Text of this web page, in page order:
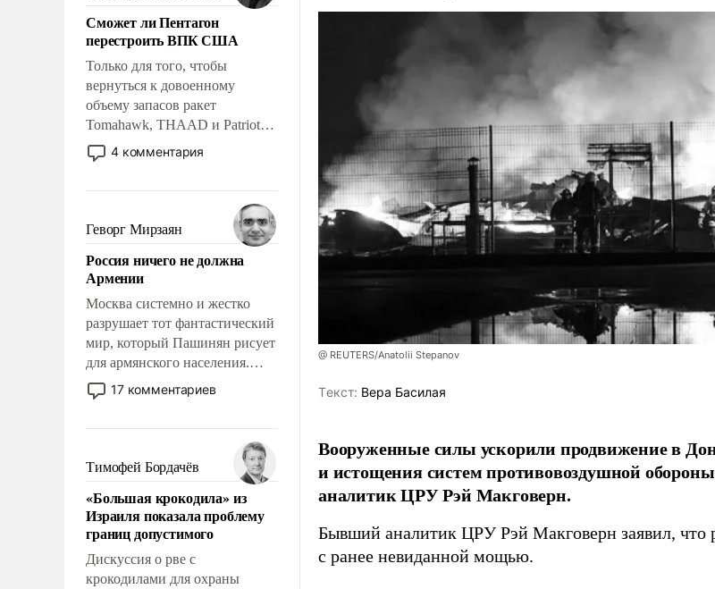
Сможет ли Пентагон
перестроить ВПК США
Только для того, чтобы
вернуться к довоенному
объему запасов ракет
Tomahawk, THAAD и Patriot
США потребуется более трех
лет. Даже небольшая война с
Сложившаяся ситуация
означает многолетний период
уязвимости США, например,
перед Китаем.
4 комментария
Геворг Мирзаян
Россия ничего не должна
Армении
Москва системно и жестко
разрушает тот фантастический
мир, который Пашинян рисует
для армянского населения.
Мир, где политические
прожекты будут безусловно
налогоплательщиков и где
Еревану за свои поступки не
нужно отвечать.
17 комментариев
Тимофей Бордачёв
«Большая крокодила» из
Израиля показала проблему
границ допустимого
Дискуссия о рве с
крокодилами для охраны
@ REUTERS/Anatolii Stepanov
Tекст: Вера Басилая
Вооруженные силы ускорили продвижение в
и истощения систем противовоздушной
аналитик ЦРУ Рэй Макговерн.
Бывший аналитик ЦРУ Рэй Макговерн заявил, что
с ранее невиданной мощью.